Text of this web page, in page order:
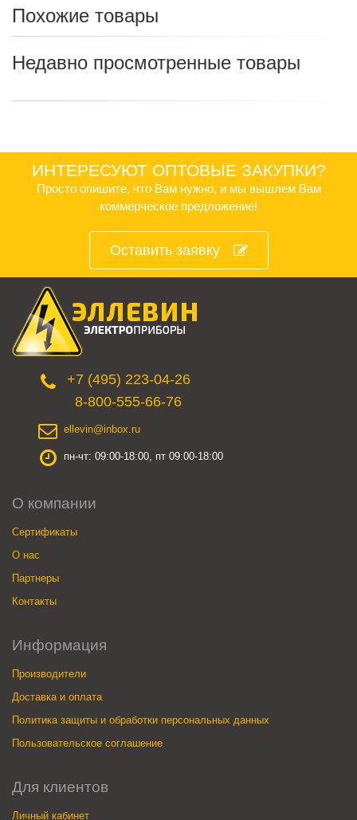
Похожие товары
Недавно просмотренные товары
ИНТЕРЕСУЮТ ОПТОВЫЕ ЗАКУПКИ?
Просто опишите, что Вам нужно, и мы вышлем Вам
коммерческое предложение!
Оставить заявку
+7 (495) 223-04-26
8-800-555-66-76
ellevin@inbox.ru
пн-чт: 09:00-18:00, пт 09:00-18:00
О компании
Сертификаты
О нас
Партнеры
Контакты
Информация
Производители
Доставка и оплата
Политика защиты и обработки персональных данных
Пользовательское соглашение
Для клиентов
Личный кабинет